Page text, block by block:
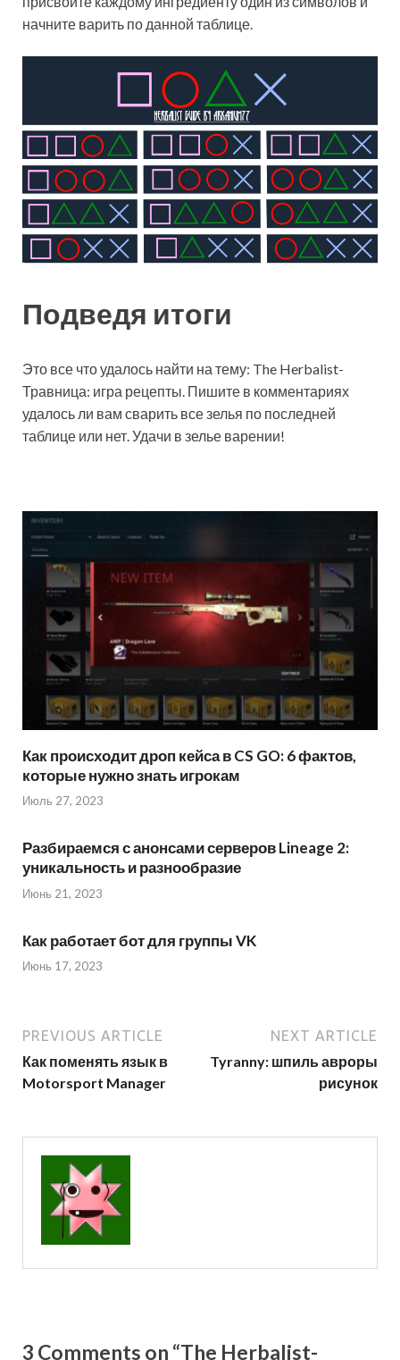
начните варить по данной таблице.
Подведя итоги
Это все что удалось найти на тему: The Herbalist-
Травница: игра рецепты. Пишите в комментариях
удалось ли вам сварить все зелья по последней
таблице или нет. Удачи в зелье варении!
Как происходит дроп кейса в CS GO: 6 фактов,
которые нужно знать игрокам
Июль 27, 2023
Разбираемся с анонсами серверов Lineage 2:
уникальность и разнообразие
Июнь 21, 2023
Как работает бот для группы VK
Июнь 17, 2023
PREVIOUS ARTICLE
Как поменять язык в
Motorsport Manager
NEXT ARTICLE
Tyranny: шпиль авроры
рисунок
3 Comments on “The Herbalist-